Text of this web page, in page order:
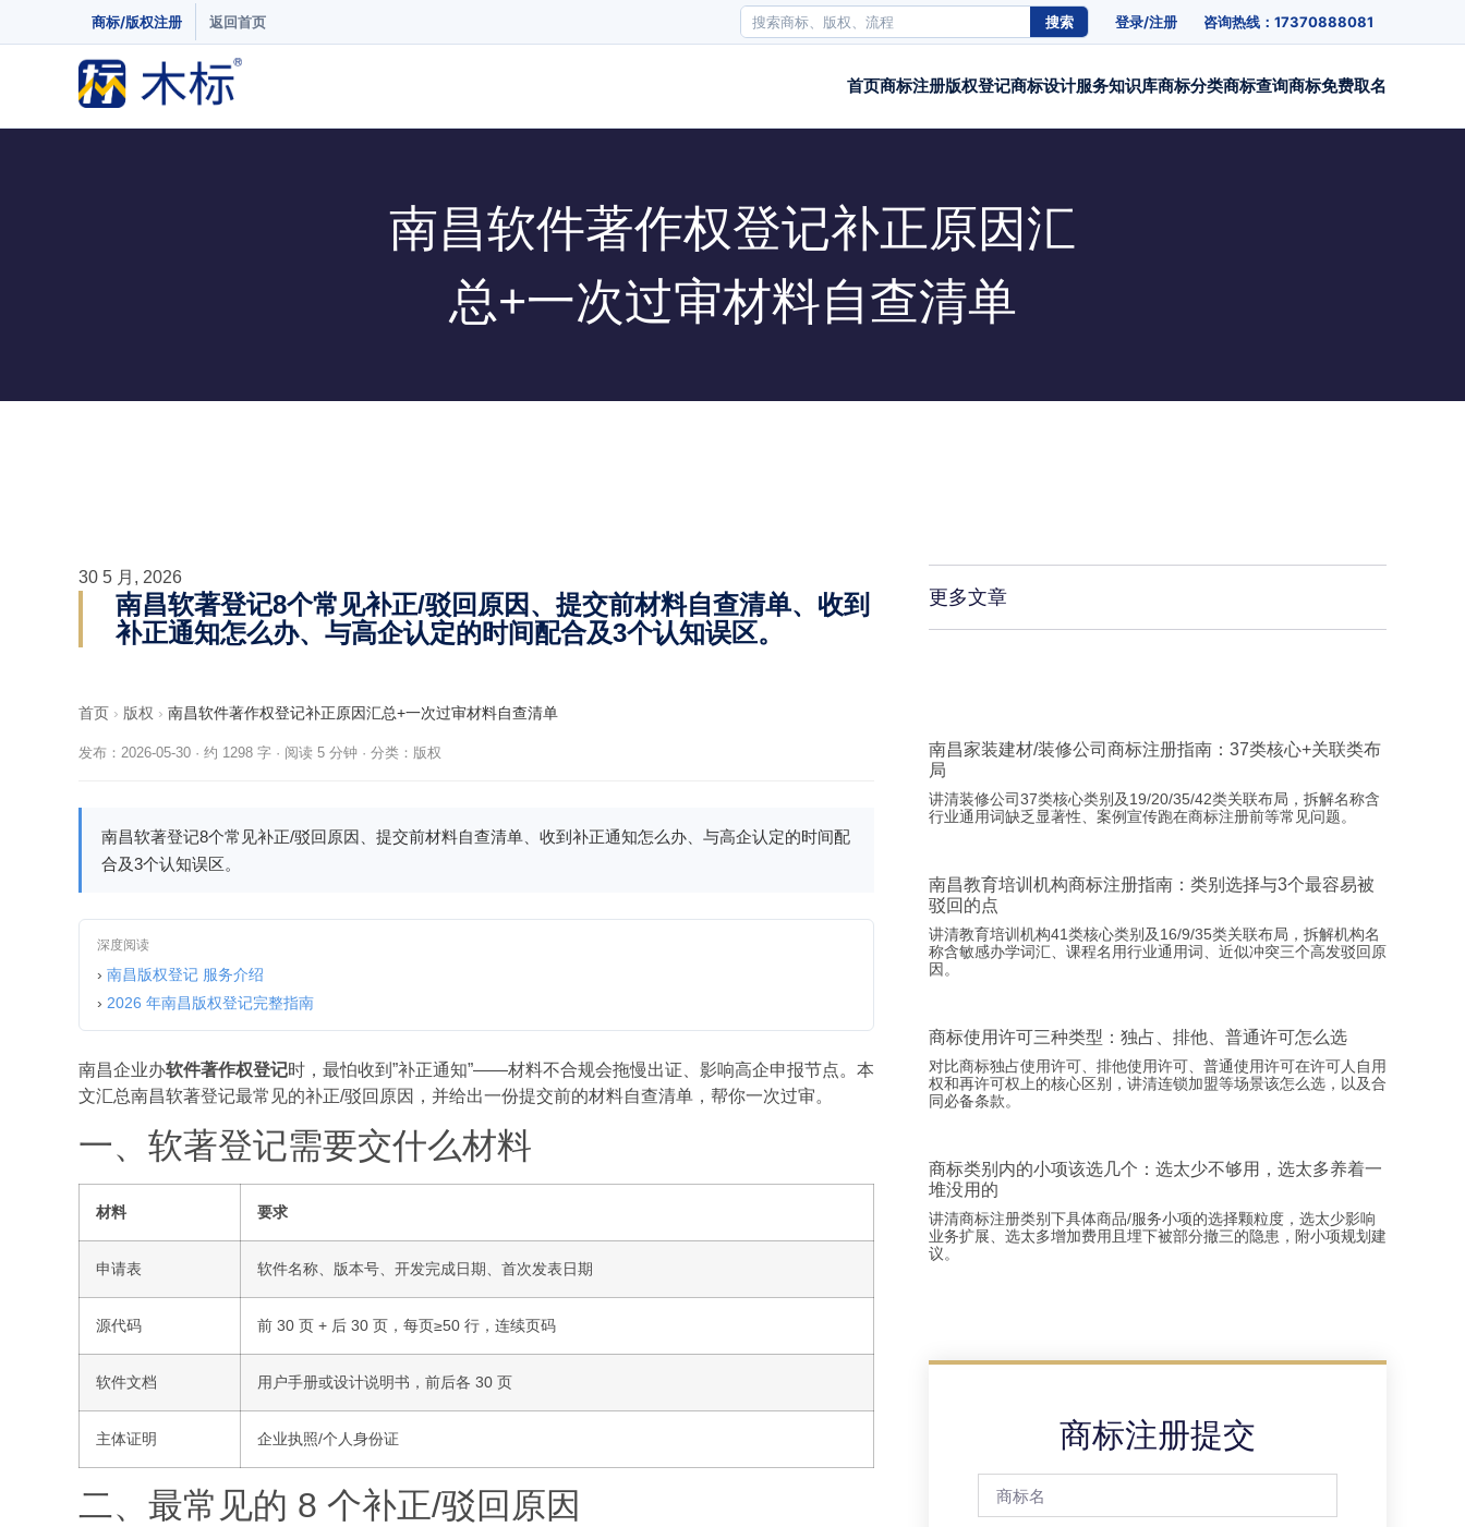
商标/版权注册 返回首页 搜索 登录/注册 咨询热线：17370888081
首页商标注册版权登记商标设计服务知识库商标分类商标查询商标免费取名
南昌软件著作权登记补正原因汇
总+一次过审材料自查清单
30 5 月, 2026
南昌软著登记8个常见补正/驳回原因、提交前材料自查清单、收到
补正通知怎么办、与高企认定的时间配合及3个认知误区。
首页 › 版权 › 南昌软件著作权登记补正原因汇总+一次过审材料自查清单
发布：2026-05-30 · 约 1298 字 · 阅读 5 分钟 · 分类： 版权
南昌软著登记8个常见补正/驳回原因、提交前材料自查清单、收到补正通知怎么办、与高企认定的时间配
合及3个认知误区。
深度阅读
› 南昌版权登记 服务介绍
› 2026 年南昌版权登记完整指南
南昌企业办软件著作权登记时，最怕收到”补正通知”——材料不合规会拖慢出证、影响高企申报节点。本
文汇总南昌软著登记最常见的补正/驳回原因，并给出一份提交前的材料自查清单，帮你一次过审。
一、软著登记需要交什么材料
材料 要求
申请表 软件名称、版本号、开发完成日期、首次发表日期
源代码 前 30 页 + 后 30 页，每页≥50 行，连续页码
软件文档 用户手册或设计说明书，前后各 30 页
主体证明 企业执照/个人身份证
二、最常见的 8 个补正/驳回原因
更多文章
南昌家装建材/装修公司商标注册指南：37类核心+关联类布
局
讲清装修公司37类核心类别及19/20/35/42类关联布局，拆解名称含
行业通用词缺乏显著性、案例宣传跑在商标注册前等常见问题。
南昌教育培训机构商标注册指南：类别选择与3个最容易被
驳回的点
讲清教育培训机构41类核心类别及16/9/35类关联布局，拆解机构名
称含敏感办学词汇、课程名用行业通用词、近似冲突三个高发驳回原
因。
商标使用许可三种类型：独占、排他、普通许可怎么选
对比商标独占使用许可、排他使用许可、普通使用许可在许可人自用
权和再许可权上的核心区别，讲清连锁加盟等场景该怎么选，以及合
同必备条款。
商标类别内的小项该选几个：选太少不够用，选太多养着一
堆没用的
讲清商标注册类别下具体商品/服务小项的选择颗粒度，选太少影响
业务扩展、选太多增加费用且埋下被部分撤三的隐患，附小项规划建
议。
商标注册提交